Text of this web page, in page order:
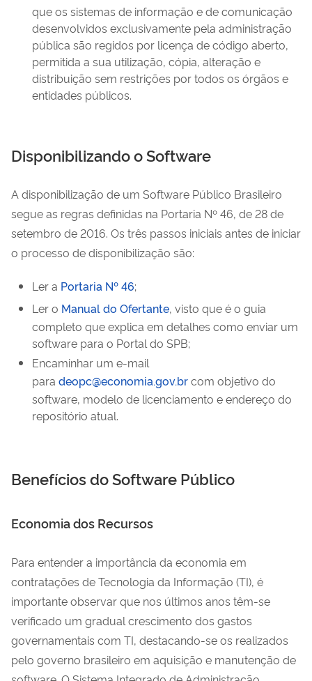
que os sistemas de informação e de comunicação
desenvolvidos exclusivamente pela administração
pública são regidos por licença de código aberto,
permitida a sua utilização, cópia, alteração e
distribuição sem restrições por todos os órgãos e
entidades públicos.
Disponibilizando o Software
A disponibilização de um Software Público Brasileiro
segue as regras definidas na Portaria Nº 46, de 28 de
setembro de 2016. Os três passos iniciais antes de iniciar
o processo de disponibilização são:
Ler a Portaria Nº 46;
Ler o Manual do Ofertante, visto que é o guia
completo que explica em detalhes como enviar um
software para o Portal do SPB;
Encaminhar um e-mail
para deopc@economia.gov.brcom objetivo do
software, modelo de licenciamento e endereço do
repositório atual.
Benefícios do Software Público
Economia dos Recursos
Para entender a importância da economia em
contratações de Tecnologia da Informação (TI), é
importante observar que nos últimos anos têm-se
verificado um gradual crescimento dos gastos
governamentais com TI, destacando-se os realizados
pelo governo brasileiro em aquisição e manutenção de